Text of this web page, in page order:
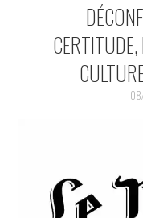
GABBA GABBA
DOKO